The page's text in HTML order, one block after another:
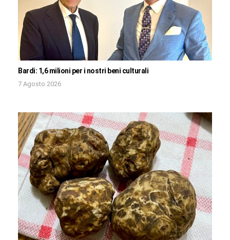
Bardi: 1,6 milioni per i nostri beni culturali
7 Agosto 2026